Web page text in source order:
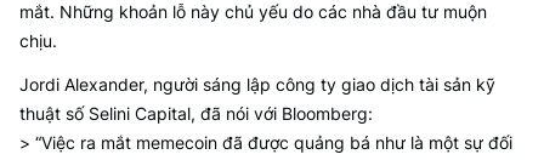
mắt. Những khoản lỗ này chủ yếu do các nhà đầu tư muộn
chịu.
Jordi Alexander, người sáng lập công ty giao dịch tài sản kỹ
thuật số Selini Capital, đã nói với Bloomberg:
> “Việc ra mắt memecoin đã được quảng bá như là một sự đối